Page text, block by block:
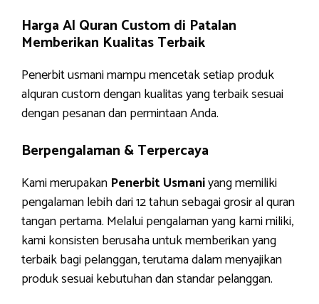
Harga Al Quran Custom di Patalan
Memberikan Kualitas Terbaik
Penerbit usmani mampu mencetak setiap produk
alquran custom dengan kualitas yang terbaik sesuai
dengan pesanan dan permintaan Anda.
Berpengalaman & Terpercaya
Kami merupakan Penerbit Usmaniyang memiliki
pengalaman lebih dari 12 tahun sebagai grosir al quran
tangan pertama. Melalui pengalaman yang kami miliki,
kami konsisten berusaha untuk memberikan yang
terbaik bagi pelanggan, terutama dalam menyajikan
produk sesuai kebutuhan dan standar pelanggan.